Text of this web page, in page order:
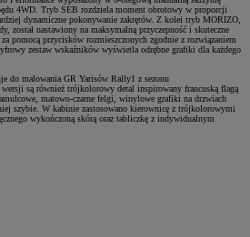
4WD. Tryb SEB rozdziela moment obrotowy w proporcji
dynamiczne pokonywanie zakrętów. Z kolei tryb MORIZO,
został nastawiony na maksymalną przyczepność i skuteczne
pomocą przycisków rozmieszczonych zgodnie z rozwiązaniem
zestaw wskaźników wyświetla odrębne grafiki dla każdego
do malowania GR Yarisów Rally1 z sezonu
są również trójkolorowy detal inspirowany francuską flagą
matowo-czarne felgi, winylowe grafiki na drzwiach
szybie. W kabinie zastosowano kierownicę z trójkolorowymi
wykończoną skórą oraz tabliczkę z indywidualnym